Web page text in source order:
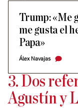
Trump: «Me
me gusta el
Papa»
Álex Navajas
3. Dos
Agustín y